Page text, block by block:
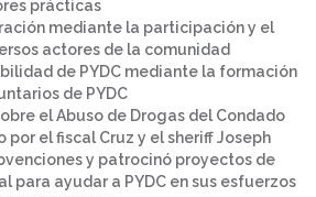
prácticas
mediante la participación y el
actores de la comunidad
de PYDC mediante la formación
de PYDC
el Abuso de Drogas del Condado
por el fiscal Cruz y el sheriff Joseph
y patrocinó proyectos de
para ayudar a PYDC en sus esfuerzos